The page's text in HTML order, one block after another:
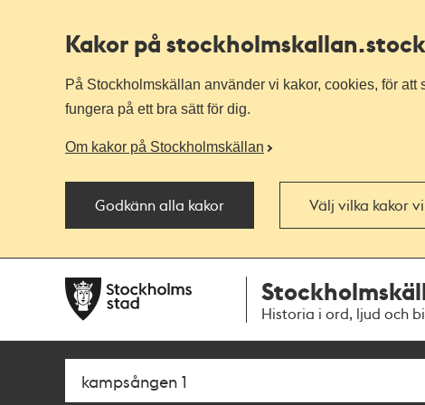
Kakor på stockholmskallan
På Stockholmskällan använder vi kakor, cookies, för
fungera på ett bra sätt för dig.
Om kakor på Stockholmskällan
Godkänn alla kakor Välj vilka kakor
navigationen
huvudinnehållet
Historia i ord, ljud och
SökFritextsök